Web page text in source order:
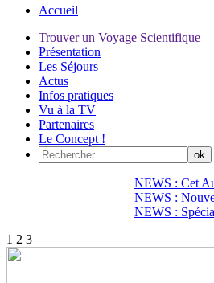
Accueil
Trouver un Voyage Scientifique
Présentation
Les Séjours
Actus
Infos pratiques
Vu à la TV
Partenaires
Le Concept !
NEWS : Cet
NEWS :
NEWS :
1 2 3